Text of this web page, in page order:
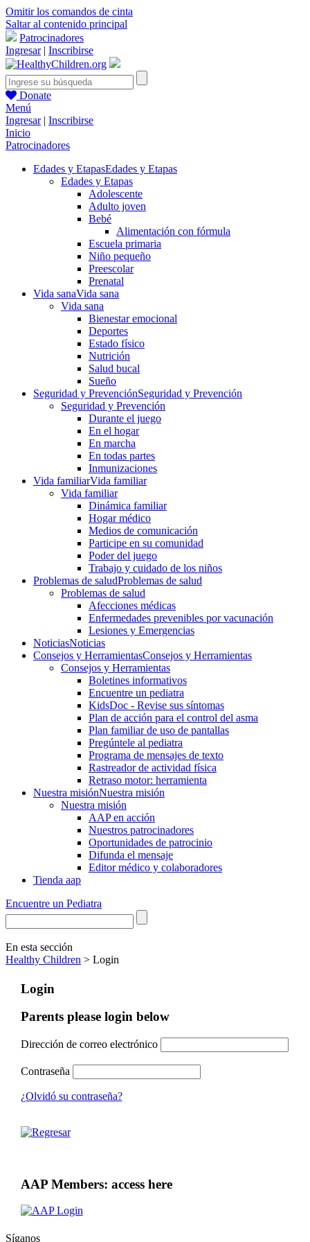
Omitir los comandos de cinta
Saltar al contenido principal
Patrocinadores
Ingresar| Inscribirse
Donate
Menú
Ingresar| Inscribirse
Inicio
Patrocinadores
Edades y EtapasEdades y Etapas
Edades y Etapas
Adolescente
Adulto joven
Bebé
Alimentación con fórmula
Escuela primaria
Niño pequeño
Preescolar
Prenatal
Vida sanaVida sana
Vida sana
Bienestar emocional
Deportes
Estado físico
Nutrición
Salud bucal
Sueño
Seguridad y PrevenciónSeguridad y Prevención
Seguridad y Prevención
Durante el juego
En el hogar
En marcha
En todas partes
Inmunizaciones
Vida familiarVida familiar
Vida familiar
Dinámica familiar
Hogar médico
Medios de comunicación
Participe en su comunidad
Poder del juego
Trabajo y cuidado de los niños
Problemas de saludProblemas de salud
Problemas de salud
Afecciones médicas
Enfermedades prevenibles por vacunación
Lesiones y Emergencias
NoticiasNoticias
Consejos y HerramientasConsejos y Herramientas
Consejos y Herramientas
Boletines informativos
Encuentre un pediatra
KidsDoc - Revise sus síntomas
Plan de acción para el control del asma
Plan familiar de uso de pantallas
Pregúntele al pediatra
Programa de mensajes de texto
Rastre​​ador de activida​d física
Retraso motor: herramienta
Nuestra misiónNuestra misión
Nuestra misión
AAP en acción
Nuestros patrocinadores
Oportunidades de patrocinio
Difunda el mensaje
Editor médico y colaboradores
Tienda aap
Encuentre un Pediatra
En esta sección
Healthy Children > Login
Login
Parents please login below
Dirección de correo electrónico
Contraseña
¿Olvidó su contraseña?
AAP Members: access here
Síganos